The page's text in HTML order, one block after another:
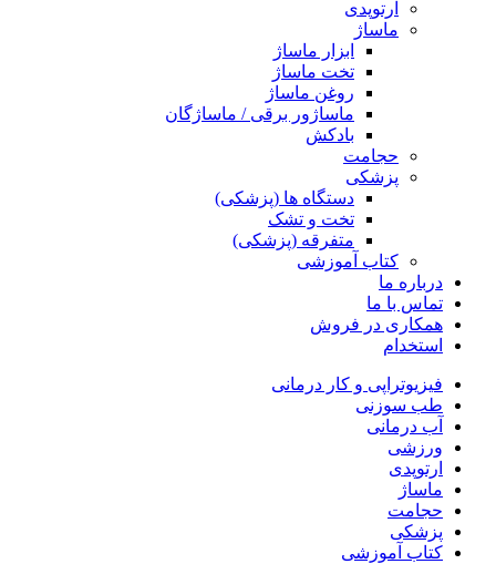
ارتوپدی
ماساژ
ابزار ماساژ
تخت ماساژ
روغن ماساژ
ماساژور برقی / ماساژگان
بادکش
حجامت
پزشکی
دستگاه ها (پزشکی)
تخت و تشک
متفرقه (پزشکی)
کتاب آموزشی
درباره ما
تماس با ما
همکاری در فروش
استخدام
فیزیوتراپی و کار درمانی
طب سوزنی
آب درمانی
ورزشی
ارتوپدی
ماساژ
حجامت
پزشکی
کتاب آموزشی